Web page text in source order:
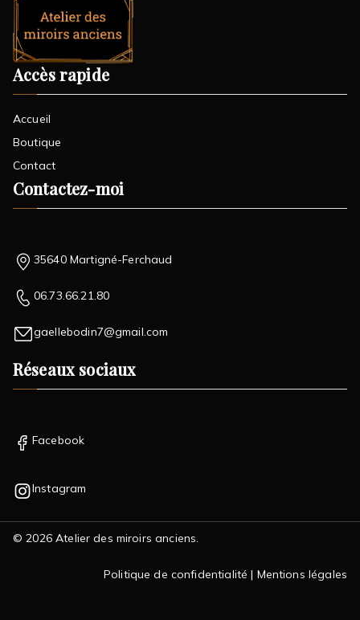
Accès rapide
Accueil
Boutique
Contact
Contactez-moi
35640 Martigné-Ferchaud
06.73.66.21.80
gaellebodin7@gmail.com
Réseaux sociaux
Facebook
Instagram
© 2026Atelier des miroirs anciens.
Politique de confidentialité | Mentions légales